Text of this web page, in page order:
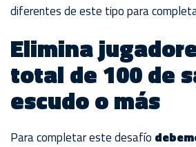
diferentes de este tipo para
Elimina
total de 100 de
escudo o más
Para completar este desafío